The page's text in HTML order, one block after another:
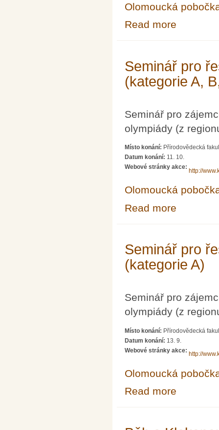
Olomoucká
Read more
Seminář pro
(kategorie A,
Seminář pro
olympiády (z
Místo konání: Přírodovědecká
Datum konání: 11. 10.
Webové stránky akce:
http://
Olomoucká
Read more
Seminář pro
(kategorie A)
Seminář pro
olympiády (z
Místo konání: Přírodovědecká
Datum konání: 13. 9.
Webové stránky akce:
http://
Olomoucká
Read more